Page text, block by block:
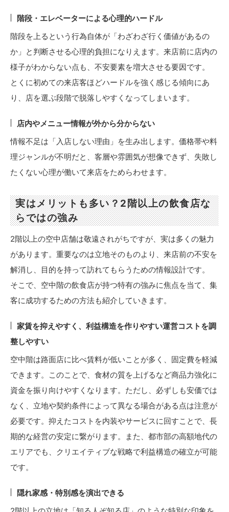
階段・エレベーターによる心理的ハードル
階段を上るという行為自体が「わざわざ行く価値があるの
か」と判断させる心理的負担になりえます。来店前に店内の
様子がわからない点も、不安要素を増大させる要因です。
とくに初めての来店客ほどハードルを強く感じる傾向にあ
り、店を選ぶ段階で脱落しやすくなってしまいます。
店内やメニュー情報が外から分からない
情報不足は「入店しない理由」を生み出します。価格帯や料
理ジャンルが不明だと、客層や雰囲気が想像できず、失敗し
たくない心理が働いて来店をためらわせます。
実はメリットも多い？2階以上の飲食店な
らではの強み
2階以上の空中店舗は敬遠されがちですが、実は多くの魅力
があります。重要なのは立地そのものより、来店前の不安を
解消し、目的を持って訪れてもらうための情報設計です。
そこで、空中階の飲食店が持つ特有の強みに焦点を当て、集
客に成功するための方法も紹介していきます。
家賃を抑えやすく、利益構造を作りやすい運営コストを調
整しやすい
空中階は路面店に比べ賃料が低いことが多く、固定費を軽減
できます。このことで、食材の質を上げるなど商品力強化に
資金を振り向けやすくなります。ただし、必ずしも安価では
なく、立地や契約条件によって異なる場合がある点は注意が
必要です。抑えたコストを内装やサービスに回すことで、長
期的な経営の安定に繋がります。また、都市部の高額地代の
エリアでも、クリエイティブな戦略で利益構造の確立が可能
です。
隠れ家感・特別感を演出できる